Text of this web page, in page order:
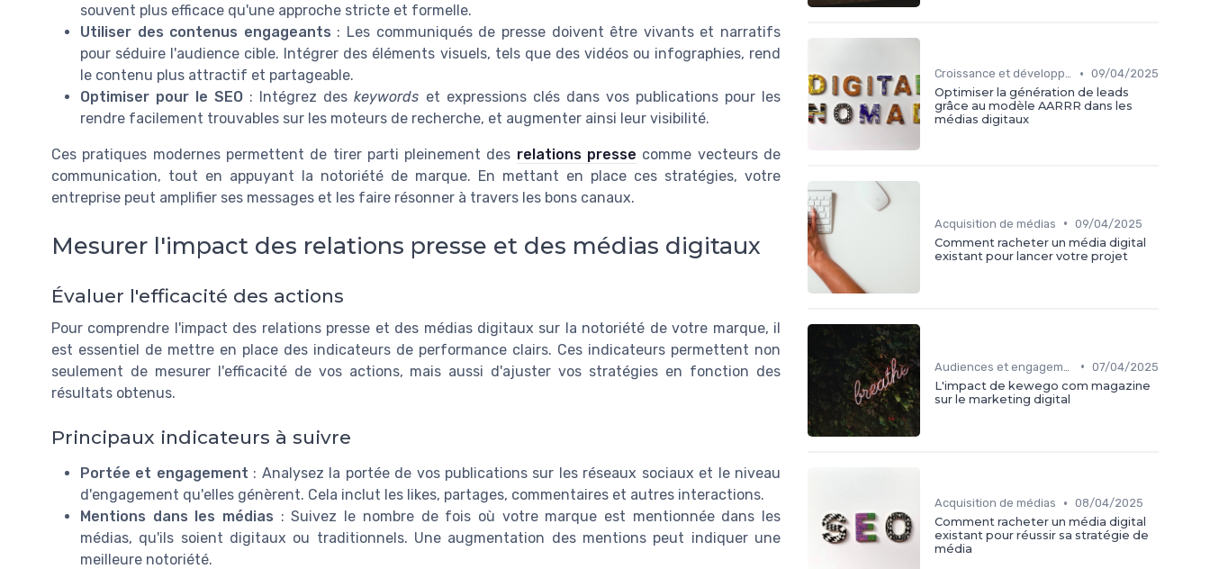
souvent plus efficace qu'une approche stricte et formelle.
Utiliser des contenus engageants : Les communiqués de presse doivent être vivants et narratifs
pour séduire l'audience cible. Intégrer des éléments visuels, tels que des vidéos ou infographies, rend
le contenu plus attractif et partageable.
Optimiser pour le SEO : Intégrez deskeywords et expressions clés dans vos publications pour les
rendre facilement trouvables sur les moteurs de recherche, et augmenter ainsi leur visibilité.
Ces pratiques modernes permettent de tirer parti pleinement des relations presse comme vecteurs de
communication, tout en appuyant la notoriété de marque. En mettant en place ces stratégies, votre
entreprise peut amplifier ses messages et les faire résonner à travers les bons canaux.
Mesurer l'impact des relations presse et des médias digitaux
Évaluer l'efficacité des actions
Pour comprendre l'impact des relations presse et des médias digitaux sur la notoriété de votre marque, il
est essentiel de mettre en place des indicateurs de performance clairs. Ces indicateurs permettent non
seulement de mesurer l'efficacité de vos actions, mais aussi d'ajuster vos stratégies en fonction des
résultats obtenus.
Principaux indicateurs à suivre
Portée et engagement : Analysez la portée de vos publications sur les réseaux sociaux et le niveau
d'engagement qu'elles génèrent. Cela inclut les likes, partages, commentaires et autres interactions.
Mentions dans les médias : Suivez le nombre de fois où votre marque est mentionnée dans les
médias, qu'ils soient digitaux ou traditionnels. Une augmentation des mentions peut indiquer une
meilleure notoriété.
Croissance et développement • 09/04/2025
Optimiser la génération de leads
grâce au modèle AARRR dans les
médias digitaux
Acquisition de médias • 09/04/2025
Comment racheter un média digital
existant pour lancer votre projet
• 07/04/2025
L'impact de kewego com magazine
sur le marketing digital
Acquisition de médias • 08/04/2025
Comment racheter un média digital
existant pour réussir sa stratégie de
média